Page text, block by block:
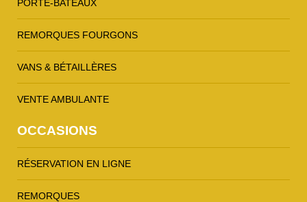
PORTE-BATEAUX
REMORQUES FOURGONS
VANS & BÉTAILLÈRES
VENTE AMBULANTE
OCCASIONS
RÉSERVATION EN LIGNE
REMORQUES